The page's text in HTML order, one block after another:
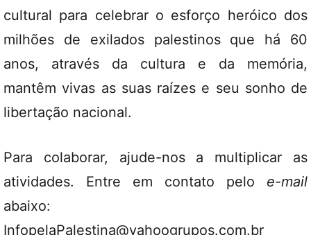
cultural para celebrar o esforço heróico dos
milhões de exilados palestinos que há 60
anos, através da cultura e da memória,
mantêm vivas as suas raízes e seu sonho de
libertação nacional.
Para colaborar, ajude-nos a multiplicar as
atividades. Entre em contato pelo e-mail
abaixo:
InfopelaPalestina@yahoogrupos.com.br